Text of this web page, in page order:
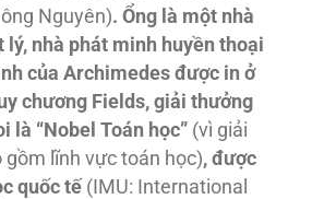
Nguyên). Ổng là một nhà
lý, nhà phát minh huyền thoại
của Archimedes được in ở
chương Fields, giải thưởng
là “Nobel Toán học” (vì giải
gồm lĩnh vực toán học), được
quốc tế (IMU: International